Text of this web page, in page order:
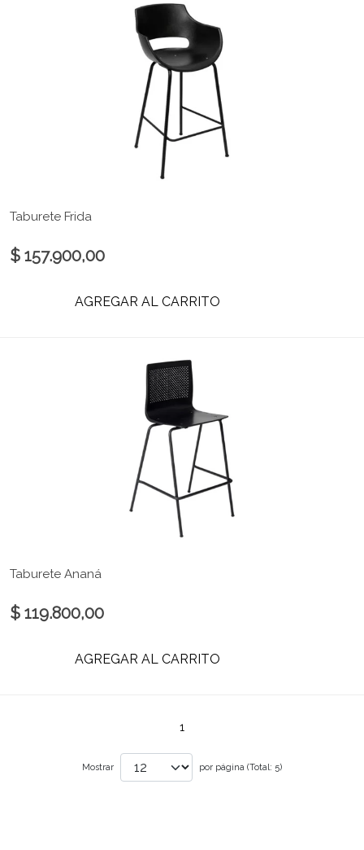
Taburete Frida
$ 157.900,00
AGREGAR AL CARRITO
Taburete Ananá
$ 119.800,00
AGREGAR AL CARRITO
1
Mostrar por página (Total: 5)